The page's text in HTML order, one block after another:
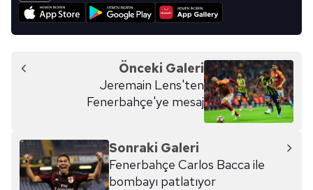
Önceki Galeri
Jeremain Lens'ten
Fenerbahçe'ye mesaj
Sonraki Galeri
Fenerbahçe Carlos Bacca ile
bombayı patlatıyor